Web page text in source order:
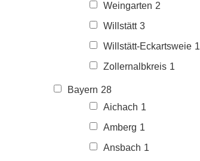
Weingarten 2
Willstätt 3
Willstätt-Eckartsweie 1
Zollernalbkreis 1
Bayern 28
Aichach 1
Amberg 1
Ansbach 1